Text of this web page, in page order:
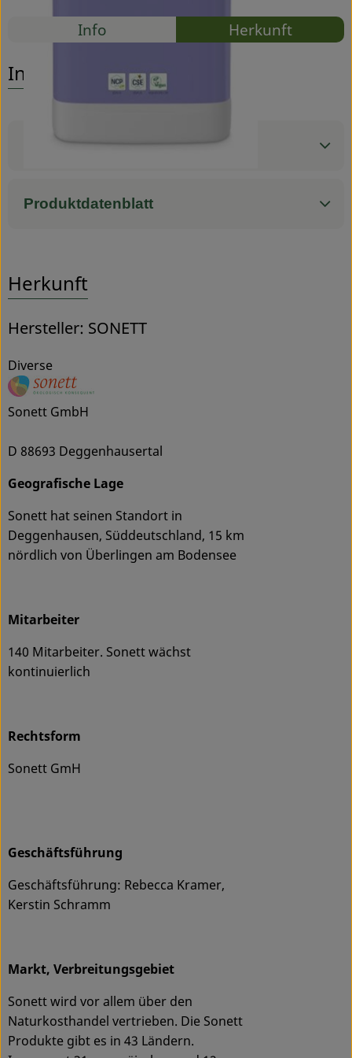
Rezepte
Info Herkunft
Info
Produktinformationen
Produktdatenblatt
Herkunft
Hersteller: SONETT
Diverse
Sonett GmbH
D 88693 Deggenhausertal
Geografische Lage
Sonett hat seinen Standort in
Deggenhausen, Süddeutschland, 15 km
nördlich von Überlingen am Bodensee
Mitarbeiter
140 Mitarbeiter. Sonett wächst
kontinuierlich
Rechtsform
Sonett GmH
Geschäftsführung
Geschäftsführung: Rebecca Kramer,
Kerstin Schramm
Markt, Verbreitungsgebiet
Sonett wird vor allem über den
Naturkosthandel vertrieben. Die Sonett
Produkte gibt es in 43 Ländern.